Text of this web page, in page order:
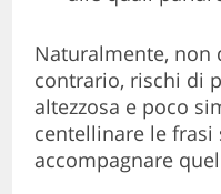
Naturalmente, non
contrario, rischi di
altezzosa e poco
centellinare le frasi
accompagnare